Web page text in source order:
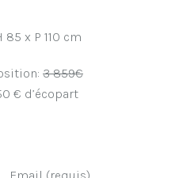
85 x P 110 cm
3 859€
€ d’écopart